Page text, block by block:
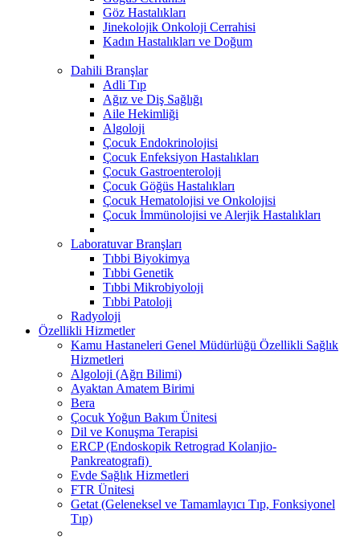
Göz Hastalıkları
Jinekolojik Onkoloji Cerrahisi
Kadın Hastalıkları ve Doğum
Dahili Branşlar
Adli Tıp
Ağız ve Diş Sağlığı
Aile Hekimliği
Algoloji
Çocuk Endokrinolojisi
Çocuk Enfeksiyon Hastalıkları
Çocuk Gastroenteroloji
Çocuk Göğüs Hastalıkları
Çocuk Hematolojisi ve Onkolojisi
Çocuk İmmünolojisi ve Alerjik Hastalıkları
Laboratuvar Branşları
Tıbbi Biyokimya
Tıbbi Genetik
Tıbbi Mikrobiyoloji
Tıbbi Patoloji
Radyoloji
Özellikli Hizmetler
Kamu Hastaneleri Genel Müdürlüğü Özellikli Sağlık
Hizmetleri
Algoloji (Ağrı Bilimi)
Ayaktan Amatem Birimi
Bera
Çocuk Yoğun Bakım Ünitesi
Dil ve Konuşma Terapisi
ERCP (Endoskopik Retrograd Kolanjio-
Pankreatografi) ​
Evde Sağlık Hizmetleri
FTR Ünitesi
Getat (Geleneksel ve Tamamlayıcı Tıp, Fonksiyonel
Tıp)